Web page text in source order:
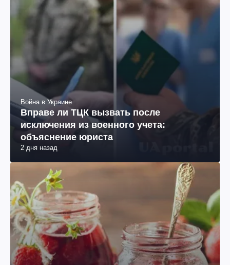
Война в Украине
Вправе ли ТЦК вызвать после
исключения из военного учета:
объяснение юриста
2 дня назад